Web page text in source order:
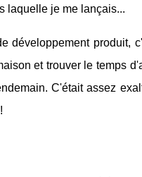
laquelle je me lançais...
développement produit,
et trouver le temps
C'était assez